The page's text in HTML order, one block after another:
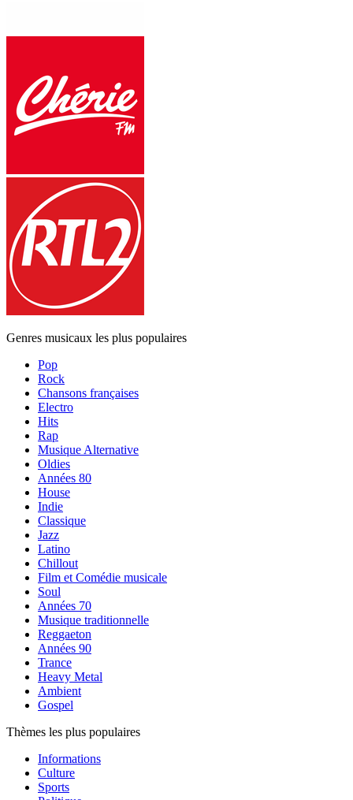
Genres musicaux les plus populaires
Pop
Rock
Chansons françaises
Electro
Hits
Rap
Musique Alternative
Oldies
Années 80
House
Indie
Classique
Jazz
Latino
Chillout
Film et Comédie musicale
Soul
Années 70
Musique traditionnelle
Reggaeton
Années 90
Trance
Heavy Metal
Ambient
Gospel
Thèmes les plus populaires
Informations
Culture
Sports